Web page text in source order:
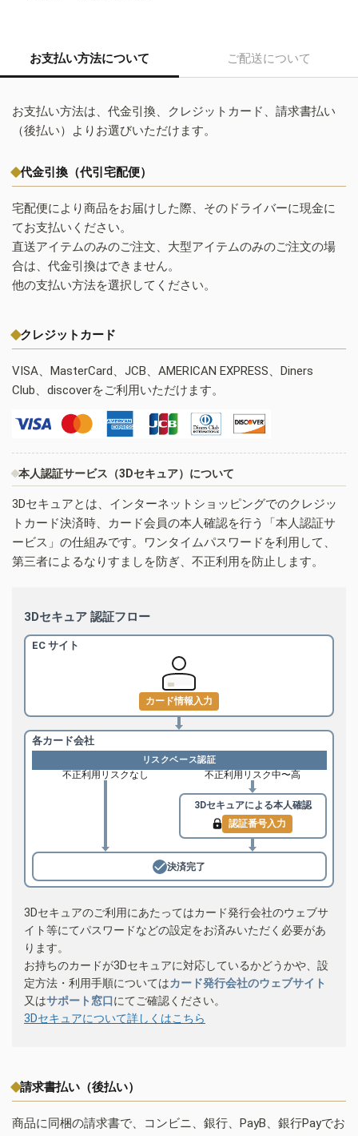
お支払い方法について ご配送について
お支払い方法は、代金引換、クレジットカード、請求書払い
（後払い）よりお選びいただけます。
代金引換（代引宅配便）
宅配便により商品をお届けした際、そのドライバーに現金に
てお支払いください。
直送アイテムのみのご注文、大型アイテムのみのご注文の場
合は、代金引換はできません。
他の支払い方法を選択してください。
クレジットカード
VISA、MasterCard、JCB、AMERICAN EXPRESS、Diners
Club、discoverをご利用いただけます。
本人認証サービス（3Dセキュア）について
3Dセキュアとは、インターネットショッピングでのクレジッ
トカード決済時、カード会員の本人確認を行う「本人認証サ
ービス」の仕組みです。ワンタイムパスワードを利用して、
第三者によるなりすましを防ぎ、不正利用を防止します。
3Dセキュア 認証フロー
EC サイト
カード情報入力
各カード会社
リスクベース認証
不正利用リスクなし 不正利用リスク中〜高
3Dセキュアによる本人確認
認証番号入力
決済完了
3Dセキュアのご利用にあたってはカード発行会社のウェブサ
イト等にてパスワードなどの設定をお済みいただく必要があ
ります。
お持ちのカードが3Dセキュアに対応しているかどうかや、設
定方法・利用手順についてはカード発行会社のウェブサイト
又はサポート窓口にてご確認ください。
3Dセキュアについて詳しくはこちら
請求書払い（後払い）
商品に同梱の請求書で、コンビニ、銀行、PayB、銀行Payでお